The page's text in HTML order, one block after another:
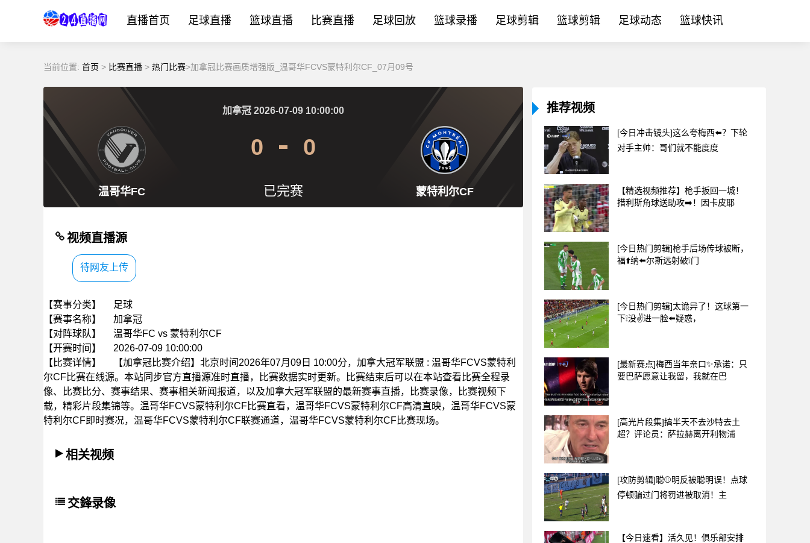
直播首页 足球直播 篮球直播 比赛直播 足球回放 篮球录播 足球剪辑 篮球剪辑 足球动态 篮球快讯
当前位置: 首页 > 比赛直播 > 热门比赛>加拿冠比赛画质增强版_温哥华FCVS蒙特利尔CF_07月09号
温哥华FC 蒙特利尔CF
加拿冠 2026-07-09 10:00:00
0 0
已完赛
视频直播源
待网友上传
【赛事分类】
足球
【赛事名称】
加拿冠
【对阵球队】
温哥华FC vs 蒙特利尔CF
【开赛时间】
2026-07-09 10:00:00
【比赛详情】
【加拿冠比赛介绍】北京时间2026年07月09日 10:00分，加拿大冠军联盟 : 温哥华FCVS蒙特利
尔CF比赛在线源。本站同步官方直播源准时直播，比赛数据实时更新。比赛结束后可以在本站查看比赛全程录
像、比赛比分、赛事结果、赛事相关新闻报道，以及加拿大冠军联盟的最新赛事直播，比赛录像，比赛视频下
载，精彩片段集锦等。温哥华FCVS蒙特利尔CF比赛直看，温哥华FCVS蒙特利尔CF高清直映，温哥华FCVS蒙
特利尔CF即时赛况，温哥华FCVS蒙特利尔CF联赛通道，温哥华FCVS蒙特利尔CF比赛现场。
相关视频
交鋒录像
推荐视频
[今日冲击镜头]这么夸梅西⬅️？下轮
对手主帅：哥们就不能度度
【精选视频推荐】枪手扳回一城！
措利斯角球送助攻➡️！因卡皮耶
[今日热门剪辑]枪手后场传球被断，
福⬆️纳⬅️尔斯远射破❕门
[今日热门剪辑]太诡异了！这球第一
下❕没✌️进一脸⬅️疑惑，
[最新赛点]梅西当年亲口✨承诺：只
要巴萨愿意让我留，我就在巴
[高光片段集]搞半天不去沙特去土
超？评论员：萨拉赫离开利物浦
[攻防剪辑]聪⚾明反被聪明误！点球
停顿骗过门将罚进被取消！主
【今日速看】活久见！俱乐部安排